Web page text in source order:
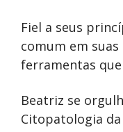
Fiel a seus
comum em
ferramentas
Beatriz se
Citopatologia